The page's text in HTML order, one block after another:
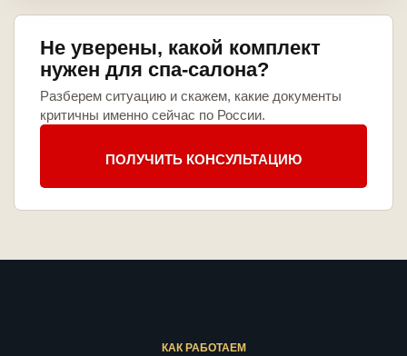
Не уверены, какой комплект
нужен для спа-салона?
Разберем ситуацию и скажем, какие документы
критичны именно сейчас по России.
ПОЛУЧИТЬ КОНСУЛЬТАЦИЮ
КАК РАБОТАЕМ